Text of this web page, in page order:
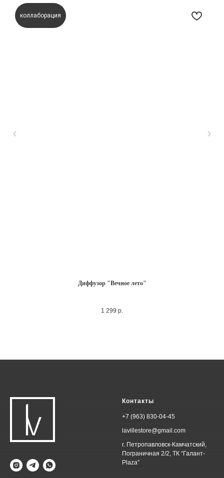
коллаборация
Диффузор "Вечное лето"
1 299 р.
Контакты
+7 (963) 830-04-45
lavillestore@gmail.com
г. Петропавловск-Камчатский,
Пограничная 2/2, ТК “Галант-
Plaza”